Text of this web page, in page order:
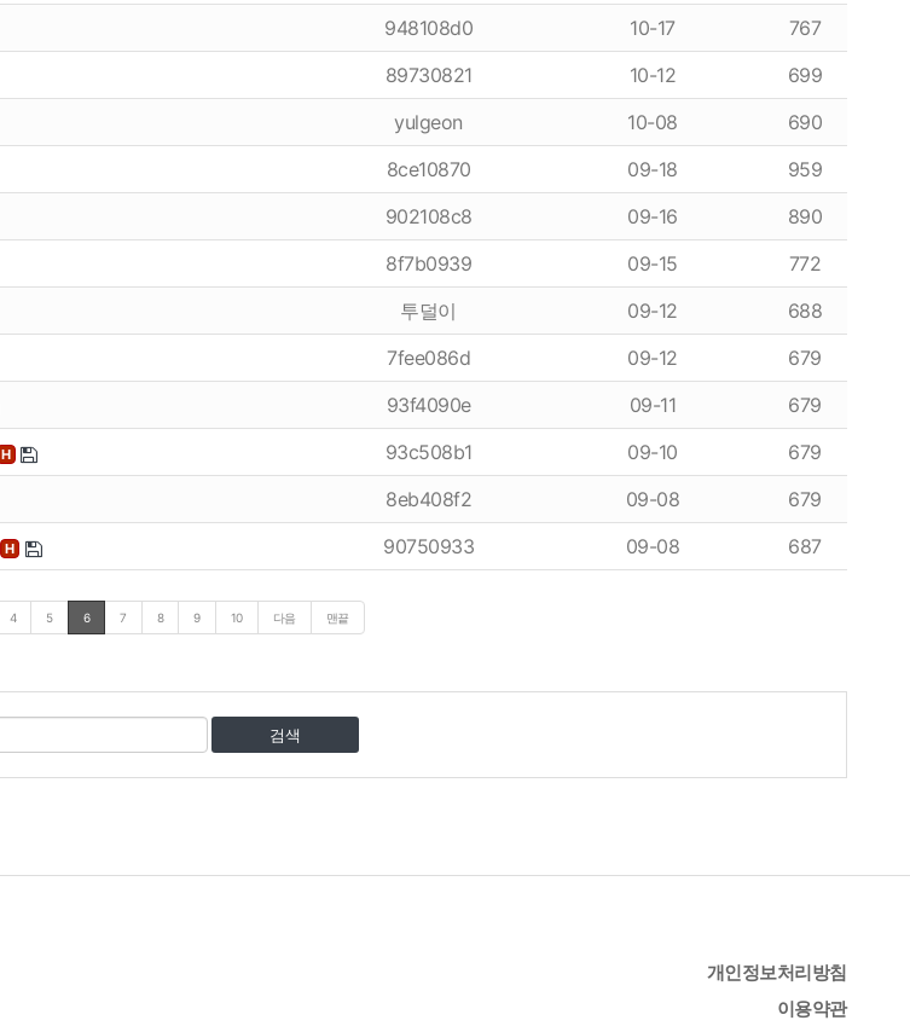
이용안내
공지사항
공지사항
이용후기
이용후기
948108d0 10-17
767
89730821 10-12
699
yulgeon 10-08
690
8ce10870 09-18
959
902108c8 09-16
890
8f7b0939 09-15
772
투덜이 09-12
688
7fee086d 09-12
679
93f4090e 09-11
679
H 93c508b1 09-10
679
8eb408f2 09-08
679
H 90750933 09-08 687
4 5 6 7 8 9 10 다음 맨끝
개인정보처리방침
이용약관